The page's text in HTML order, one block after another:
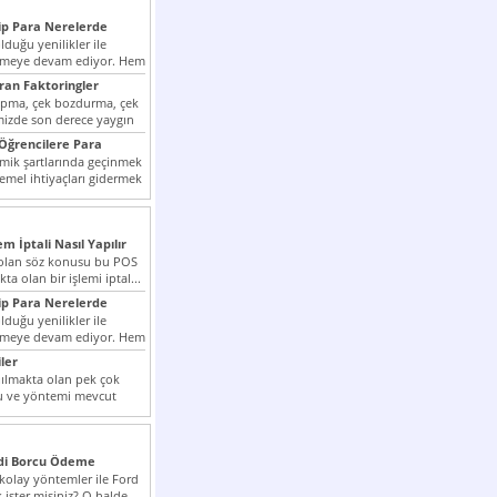
Para Nerelerde
yenilikler ile
devam ediyor. Hem
arttırmak hem...
Faktoringler
çek bozdurma, çek
son derece yaygın
Para
şartlarında geçinmek
ihtiyaçları gidermek
olmak...
İptali Nasıl Yapılır
söz konusu bu POS
olan bir işlemi iptal...
Para Nerelerde
yenilikler ile
devam ediyor. Hem
arttırmak hem...
olan pek çok
ve yöntemi mevcut
bunlar...
Borcu Ödeme
yöntemler ile Ford